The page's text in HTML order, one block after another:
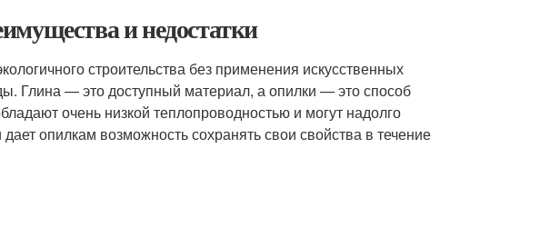
и недостатки
строительства без применения искусственных
Глина — это доступный материал, а опилки — это способ
очень низкой теплопроводностью и могут надолго
опилкам возможность сохранять свои свойства в течение